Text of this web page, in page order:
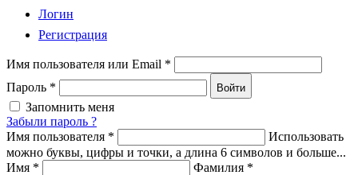
Логин
Регистрация
Имя пользователя или Email *
Пароль * Войти
Запомнить меня
Забыли пароль ?
Имя пользователя *
Использовать
можно буквы, цифры и точки, а длина 6 символов и больше...
Имя * Фамилия *